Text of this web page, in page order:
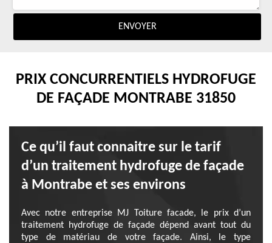
PRIX CONCURRENTIELS HYDROFUGE
DE FAÇADE MONTRABE 31850
Ce qu’il faut connaitre sur le tarif
d’un traitement hydrofuge de façade
à Montrabe et ses environs
Avec notre entreprise MJ Toiture facade, le prix d’un
traitement hydrofuge de façade dépend avant tout du
type de matériau de votre façade. Ainsi, le type